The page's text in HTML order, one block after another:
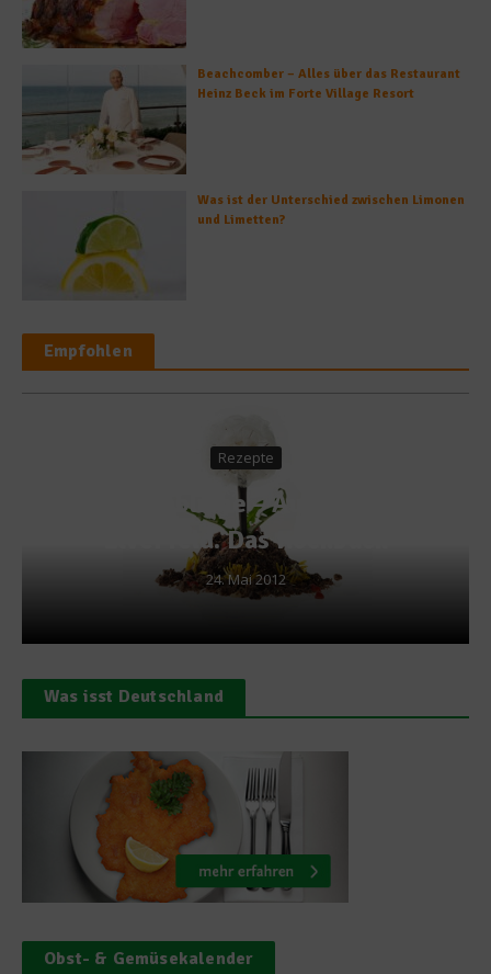
Beachcomber – Alles über das Restaurant
Heinz Beck im Forte Village Resort
Was ist der Unterschied zwischen Limonen
und Limetten?
Empfohlen
Rezepte
Pusteblume – Aus: Sven
Elverfeld. Das Kochbuch
24. Mai 2012
Was isst Deutschland
Obst- & Gemüsekalender